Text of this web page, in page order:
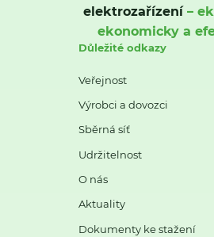
elektrozařízení–
ekonomicky a
Důležité odkazy
Veřejnost
Výrobci a dovozci
Sběrná síť
Udržitelnost
O nás
Aktuality
Dokumenty ke stažení